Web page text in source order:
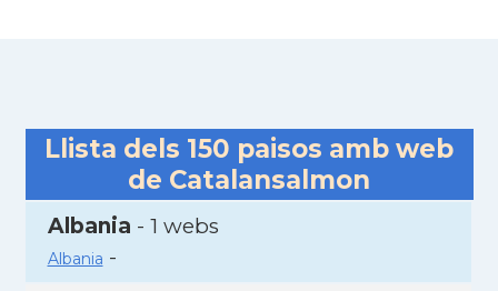
Llista dels 150 paisos amb web
de Catalansalmon
Albania - 1 webs
Albania -